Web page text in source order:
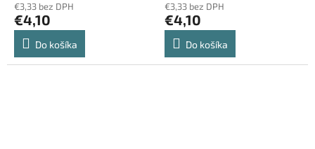
€3,33 bez DPH
€4,10
Do košíka
€3,33 bez DPH
€4,10
Do košíka